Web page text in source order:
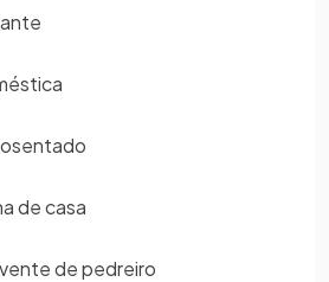
de casa
de pedreiro